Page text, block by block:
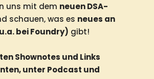
uns mit dem neuen DSA-
schauen, was es neues an
bei Foundry) gibt!
Shownotes und Links
unter Podcast und